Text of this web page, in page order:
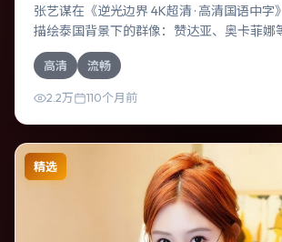
张艺谋在《逆光边界 4K超清 · 高清国语中字
描绘泰国背景下的群像：赞达亚、奥卡菲娜
富。作为一部动漫作品，故事从日常裂缝切
可逆转的结局；视听语言统一，情感落点克
高清 流畅
2.2万 110个月前
精选